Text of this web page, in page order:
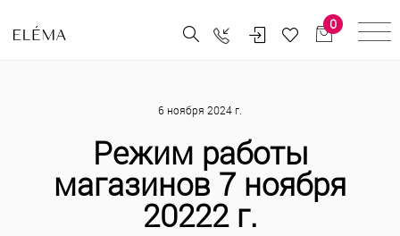
0
6 ноября 2024 г.
Режим работы
магазинов 7 ноября
20222 г.